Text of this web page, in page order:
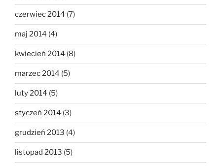
czerwiec 2014 (7)
maj 2014 (4)
kwiecień 2014 (8)
marzec 2014 (5)
luty 2014 (5)
styczeń 2014 (3)
grudzień 2013 (4)
listopad 2013 (5)